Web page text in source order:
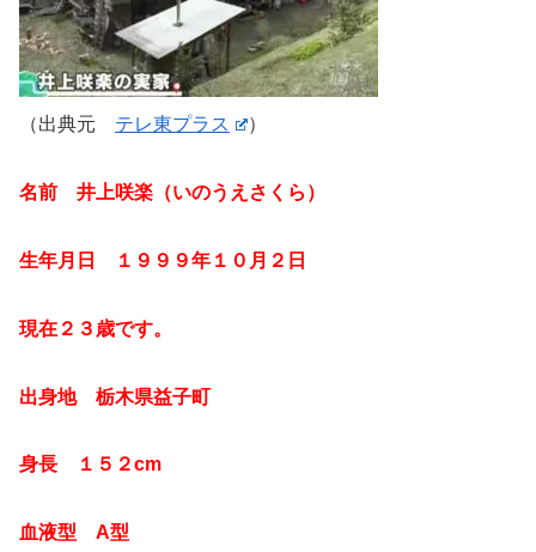
（出典元 テレ東プラス ）
名前 井上咲楽（いのうえさくら）
生年月日 １９９９年１０月２日
現在２３歳です。
出身地 栃木県益子町
身長 １５２cm
血液型 A型